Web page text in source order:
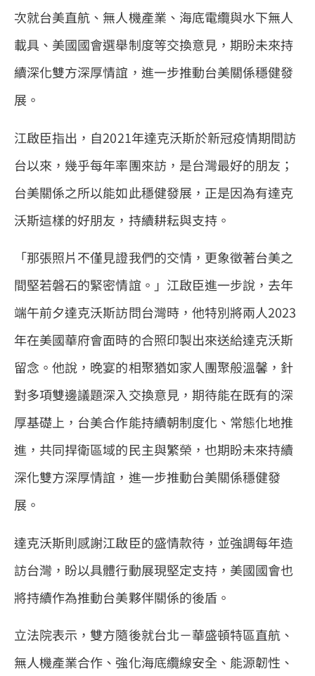
次就台美直航、無人機產業、海底電纜與水下無人
載具、美國國會選舉制度等交換意見，期盼未來持
續深化雙方深厚情誼，進一步推動台美關係穩健發
展。
江啟臣指出，自2021年達克沃斯於新冠疫情期間訪
台以來，幾乎每年率團來訪，是台灣最好的朋友；
台美關係之所以能如此穩健發展，正是因為有達克
沃斯這樣的好朋友，持續耕耘與支持。
「那張照片不僅見證我們的交情，更象徵著台美之
間堅若磐石的緊密情誼。」江啟臣進一步說，去年
端午前夕達克沃斯訪問台灣時，他特別將兩人2023
年在美國華府會面時的合照印製出來送給達克沃斯
留念。他說，晚宴的相聚猶如家人團聚般溫馨，針
對多項雙邊議題深入交換意見，期待能在既有的深
厚基礎上，台美合作能持續朝制度化、常態化地推
進，共同捍衛區域的民主與繁榮，也期盼未來持續
深化雙方深厚情誼，進一步推動台美關係穩健發
展。
達克沃斯則感謝江啟臣的盛情款待，並強調每年造
訪台灣，盼以具體行動展現堅定支持，美國國會也
將持續作為推動台美夥伴關係的後盾。
立法院表示，雙方隨後就台北－華盛頓特區直航、
無人機產業合作、強化海底纜線安全、能源韌性、